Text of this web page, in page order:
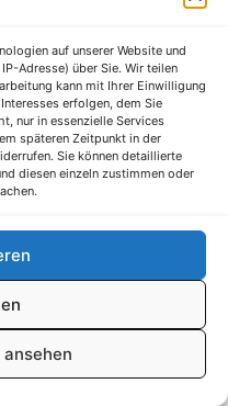
auf unserer Website und
Adresse) über Sie. Wir teilen
kann mit Ihrer Einwilligung
erfolgen, dem Sie
nur in essenzielle Services
späteren Zeitpunkt in der
Sie können detaillierte
diesen einzeln zustimmen oder